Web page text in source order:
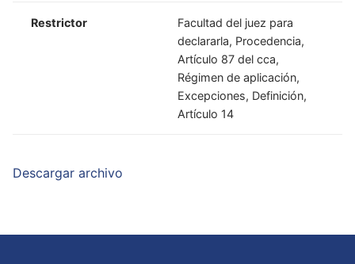
Restrictor
Facultad del juez para
declararla, Procedencia,
Artículo 87 del cca,
Régimen de aplicación,
Excepciones, Definición,
Artículo 14
Descargar archivo